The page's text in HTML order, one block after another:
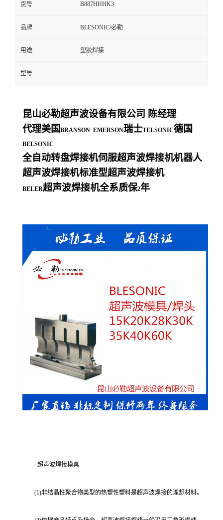
货号 B887HHHK3
品牌 BLESONIC/必勒
用途 塑胶焊接
型号
昆山必勒超声波设备有限公司
陈经理
代理美国 BRANSON EMERSON瑞士TELSONIC德国
BELSONIC
全自动转盘焊接机伺服超声波焊接机机器人
超声波焊接机标准型超声波焊接机
BELER超声波焊接机全系质保2年
超声波焊接模具
(1)非结晶性聚合物类型的热塑性塑料是超声波焊接的理想材料。